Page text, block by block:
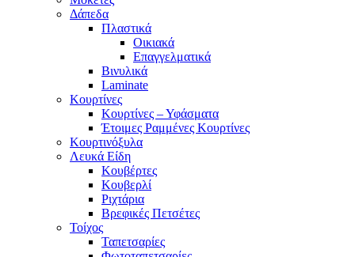
Δάπεδα
Πλαστικά
Οικιακά
Επαγγελματικά
Βινυλικά
Laminate
Κουρτίνες
Κουρτίνες – Υφάσματα
Έτοιμες Ραμμένες Κουρτίνες
Κουρτινόξυλα
Λευκά Είδη
Κουβέρτες
Κουβερλί
Ριχτάρια
Βρεφικές Πετσέτες
Τοίχος
Ταπετσαρίες